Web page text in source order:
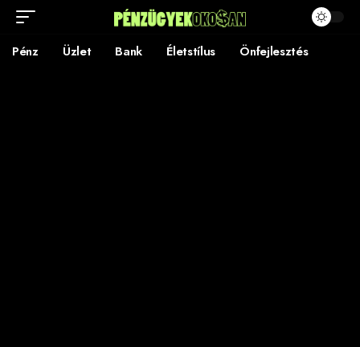
Pénz Üzlet Bank Életstílus Önfejlesztés